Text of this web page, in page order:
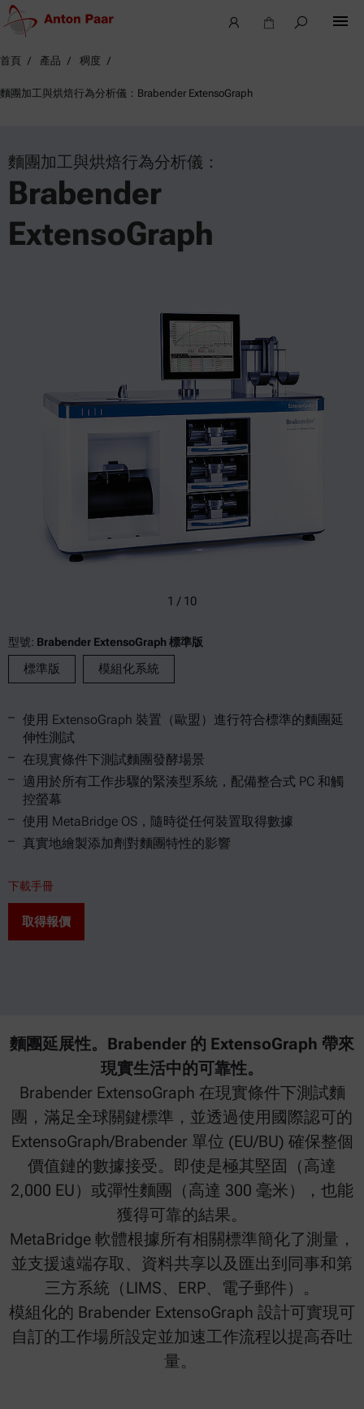
首頁 產品 稠度
麵團加工與烘焙行為分析儀：Brabender ExtensoGraph
麵團加工與烘焙行為分析儀：
Brabender
ExtensoGraph
1 / 10
型號: Brabender ExtensoGraph 標準版
標準版 模組化系統
使用 ExtensoGraph 裝置（歐盟）進行符合標準的麵團延
伸性測試
在現實條件下測試麵團發酵場景
適用於所有工作步驟的緊湊型系統，配備整合式 PC 和觸
控螢幕
使用 MetaBridge OS，隨時從任何裝置取得數據
真實地繪製添加劑對麵團特性的影響
下載手冊
取得報價
麵團延展性。Brabender 的 ExtensoGraph 帶來
現實生活中的可靠性。
Brabender ExtensoGraph 在現實條件下測試麵
團，滿足全球關鍵標準，並透過使用國際認可的
ExtensoGraph/Brabender 單位 (EU/BU) 確保整個
價值鏈的數據接受。即使是極其堅固（高達
2,000 EU）或彈性麵團（高達 300 毫米），也能
獲得可靠的結果。
MetaBridge 軟體根據所有相關標準簡化了測量，
並支援遠端存取、資料共享以及匯出到同事和第
三方系統（LIMS、ERP、電子郵件）。
模組化的 Brabender ExtensoGraph 設計可實現可
自訂的工作場所設定並加速工作流程以提高吞吐
量。